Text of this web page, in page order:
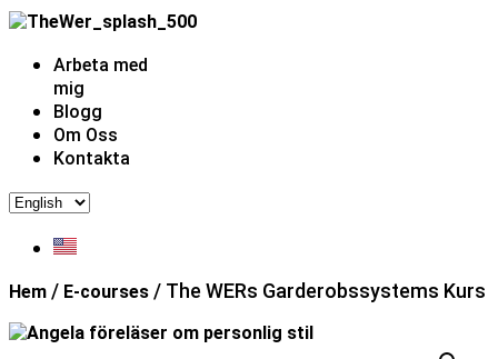
Skip
content
MenyArbeta med
mig
Blogg
Om Oss
Kontakta
Välj
språk
Hem / E-courses / The WERs Garderobssystems Kurs